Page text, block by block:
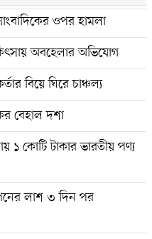
ওপর হামলা
অবহেলার অভিযোগ
বিয়ে ঘিরে চাঞ্চল্য
বেহাল দশা
১ কোটি টাকার ভারতীয় পণ্য
লাশ ৩ দিন পর